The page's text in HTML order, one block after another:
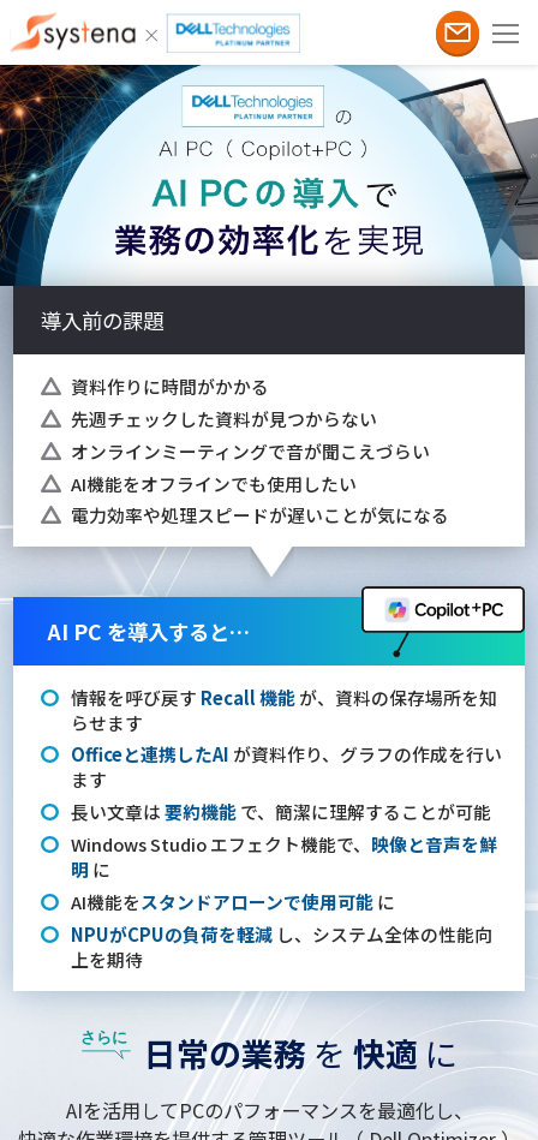
導入前の課題
資料作りに時間がかかる
先週チェックした資料が見つからない
オンラインミーティングで音が聞こえづらい
AI機能をオフラインでも使用したい
電力効率や処理スピードが遅いことが気になる
AI PC を導入すると…
情報を呼び戻す Recall 機能が、資料の保存場所を知
らせます
Officeと連携したAI が資料作り、グラフの作成を行い
ます
長い文章は要約機能で、簡潔に理解することが可能
Windows Studio エフェクト機能で、 映像と音声を鮮
明 に
AI機能をスタンドアローンで使用可能に
NPUがCPUの負荷を軽減し、システム全体の性能向
上を期待
日常の業務 を 快適 に
AIを活用してPCのパフォーマンスを最適化し、